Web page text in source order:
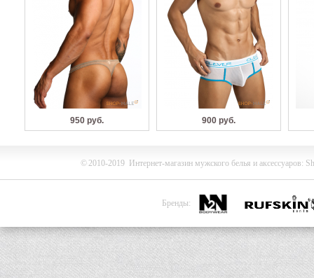
950 руб. 900 руб.
©2010-2019 Интернет-магазин мужского белья и аксессуаров:
Бренды: